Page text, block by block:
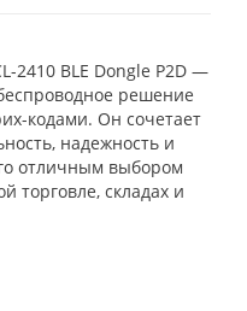
2410 BLE Dongle P2D —
решение
кодами. Он сочетает
надежность и
отличным выбором
торговле, складах и